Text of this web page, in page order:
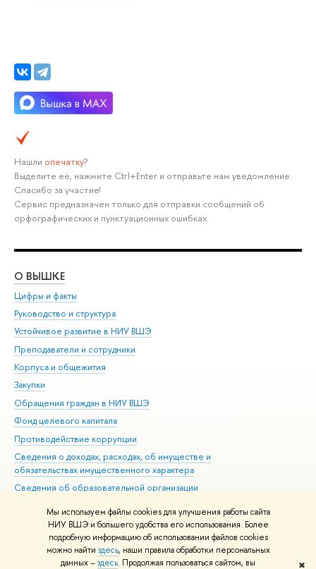
Мы используем файлы cookies для улучшения работы сайта
НИУ ВШЭ и большего удобства его использования. Более
подробную информацию об использовании файлов cookies
можно найти здесь, наши правила обработки персональных
данных –здесь. Продолжая пользоваться сайтом, вы ✖
Нашли опечатку?
Выделите её, нажмите Ctrl+Enter и отправьте нам уведомление.
Спасибо за участие!
Сервис предназначен только для отправки сообщений об
орфографических и пунктуационных ошибках.
О ВЫШКЕ
Цифры и факты
Руководство и структура
Устойчивое развитие в НИУ ВШЭ
Преподаватели и сотрудники
Корпуса и общежития
Закупки
Обращения граждан в НИУ ВШЭ
Фонд целевого капитала
Противодействие коррупции
Сведения о доходах, расходах, об имуществе и
обязательствах имущественного характера
Сведения об образовательной организации
Людям с ограниченными возможностями здоровья
Единая платежная страница
Работа в Вышке